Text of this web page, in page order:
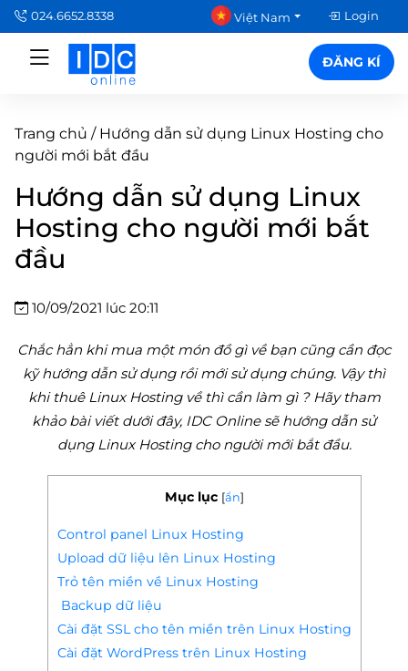
024.6652.8338 Việt Nam Login
ĐĂNG KÍ
Trang chủ / Hướng dẫn sử dụng Linux Hosting cho
người mới bắt đầu
Hướng dẫn sử dụng Linux
Hosting cho người mới bắt
đầu
10/09/2021 lúc 20:11
Chắc hẳn khi mua một món đồ gì về bạn cũng cần đọc
kỹ hướng dẫn sử dụng rồi mới sử dụng chúng. Vậy thì
khi thuê Linux Hosting về thì cần làm gì ? Hãy tham
khảo bài viết dưới đây, IDC Online sẽ hướng dẫn sử
dụng Linux Hosting cho người mới bắt đầu.
Mục lục [ẩn]
Control panel Linux Hosting
Upload dữ liệu lên Linux Hosting
Trỏ tên miền về Linux Hosting
Backup dữ liệu
Cài đặt SSL cho tên miền trên Linux Hosting
Cài đặt WordPress trên Linux Hosting